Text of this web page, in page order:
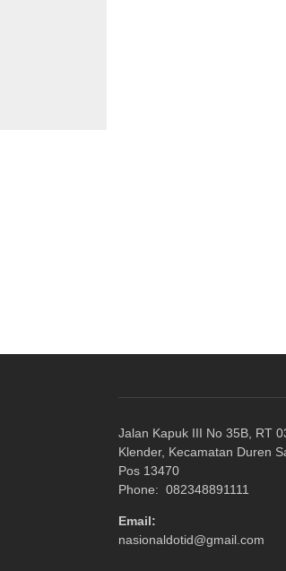
Jalan Kapuk III No 35B, RT
Klender, Kecamatan Duren
Pos 13470
Phone: 082348891111
Email:
nasionaldotid@gmail.com